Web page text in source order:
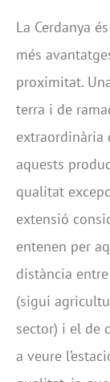
La Cerdanya
més
proximitat.
terra i de
extraordinària
aquests
qualitat
extensió
entenen per
distància
(sigui
sector) i el de
a veure